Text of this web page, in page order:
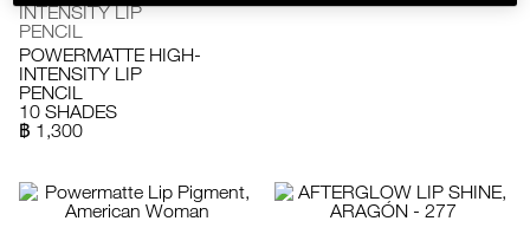
INTENSITY LIP
PENCIL
POWERMATTE HIGH-
INTENSITY LIP
PENCIL
10 SHADES
฿ 1,300